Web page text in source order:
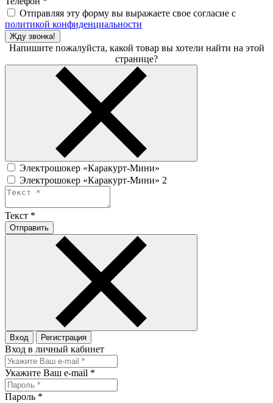
Отправляя эту форму вы выражаете свое согласие с
политикой конфиденциальности
Жду звонка!
Напишите пожалуйста, какой товар вы хотели найти на этой
странице?
Электрошокер «Каракурт-Мини»
Электрошокер «Каракурт-Мини» 2
Текст *
Отправить
Вход Регистрация
Вход в личный кабинет
Укажите Ваш e-mail *
Пароль *